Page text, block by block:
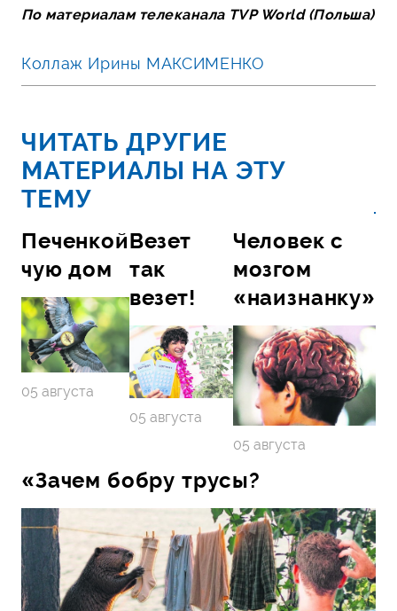
По материалам телеканала TVP World (Польша)
Коллаж Ирины МАКСИМЕНКО
ЧИТАТЬ ДРУГИЕ
МАТЕРИАЛЫ НА ЭТУ
ТЕМУ
Печенкой
чую дом
05 августа
Везет
так
везет!
05 августа
Человек с
мозгом
«наизнанку»
05 августа
«Зачем бобру трусы?